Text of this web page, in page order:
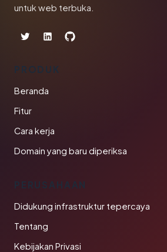
untuk web terbuka.
PRODUK
Beranda
Fitur
Cara kerja
Domain yang baru diperiksa
PERUSAHAAN
Didukung infrastruktur tepercaya
Tentang
Kebijakan Privasi